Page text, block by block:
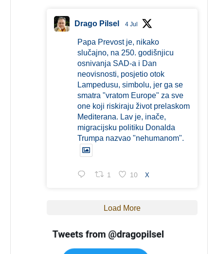
Drago Pilsel 4 Jul
Papa Prevost je, nikako
slučajno, na 250. godišnjicu
osnivanja SAD-a i Dan
neovisnosti, posjetio otok
Lampedusu, simbolu, jer ga se
smatra "vratom Europe" za sve
one koji riskiraju život prelaskom
Mediterana. Lav je, inače,
migracijsku politiku Donalda
Trumpa nazvao "nehumanom".
1 10 X
Load More